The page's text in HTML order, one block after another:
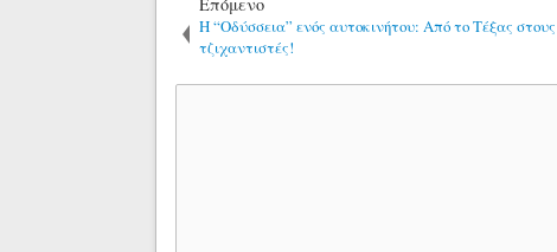
Η “Οδύσσεια” ενός αυτοκινήτου: Από το Τέξας στους
τζιχαντιστές!